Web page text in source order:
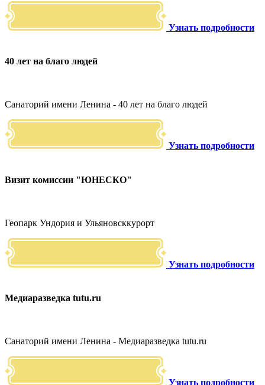
Узнать подробности
40 лет на благо людей
Санаторий имени Ленина - 40 лет на благо людей
Узнать подробности
Визит комиссии "ЮНЕСКО"
Геопарк Ундория и Ульяновсккурорт
Узнать подробности
Медиаразведка tutu.ru
Санаторий имени Ленина - Медиаразведка tutu.ru
Узнать подробности